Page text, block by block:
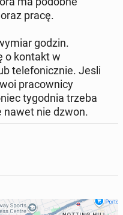
pracę.
godzin.
o kontakt w
telefonicznie. Jesli
pracownicy
tygodnia trzeba
nawet nie dzwon.